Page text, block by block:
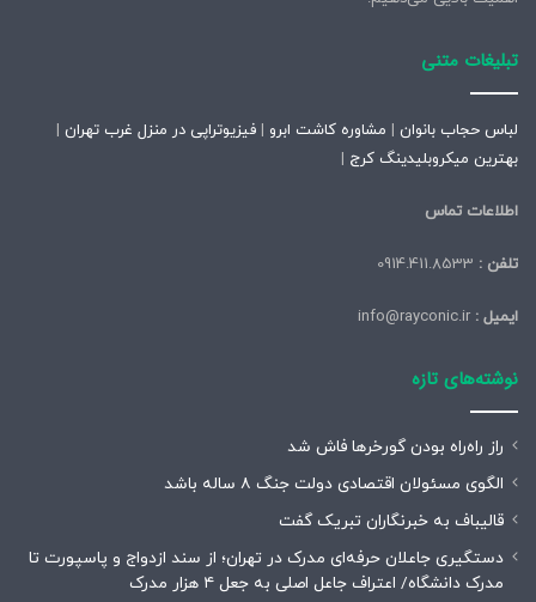
تبلیغات متنی
لباس حجاب بانوان | مشاوره کاشت ابرو | فیزیوتراپی در منزل غرب تهران |
بهترین میکروبلیدینگ کرج |
اطلاعات تماس
تلفن :
ایمیل :
نوشته‌های تازه
راز راه‌راه بودن گورخرها فاش شد
الگوی مسئولان اقتصادی دولت جنگ ۸ ساله باشد
قالیباف به خبرنگاران تبریک گفت
دستگیری جاعلان حرفه‌ای مدرک در تهران؛ از سند ازدواج و پاسپورت تا
مدرک دانشگاه/ اعتراف جاعل اصلی به جعل ۴ هزار مدرک